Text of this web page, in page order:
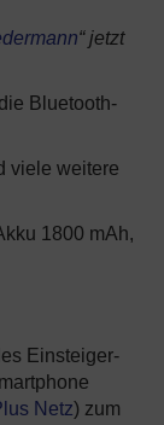
“ jetzt
Bluetooth-
viele weitere
1800 mAh,
Einsteiger-
Netz) zum